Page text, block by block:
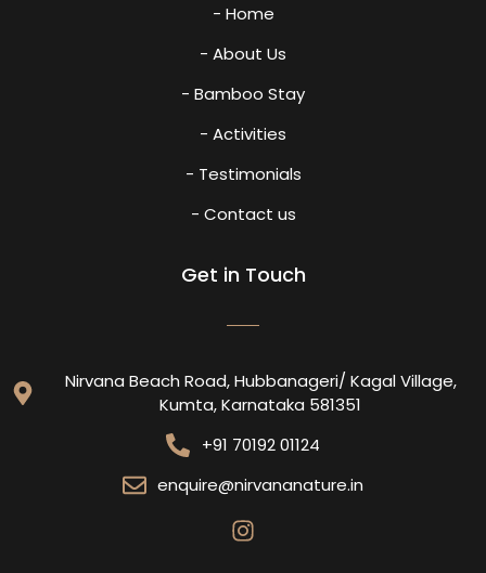
- Home
- About Us
- Bamboo Stay
- Activities
- Testimonials
- Contact us
Get in Touch
Nirvana Beach Road, Hubbanageri/ Kagal Village,
Kumta, Karnataka 581351
+91 70192 01124
enquire@nirvananature.in